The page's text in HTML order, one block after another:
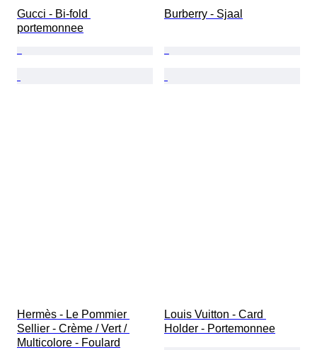
Gucci - Bi-fold
portemonnee
Burberry - Sjaal
Hermès - Le Pommier
Sellier - Crème / Vert /
Multicolore - Foulard
Louis Vuitton - Card
Holder - Portemonnee